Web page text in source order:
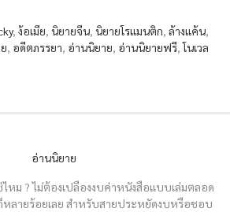
, ง้อเมีย, นิยายจีน, นิยายโรแมนติก, ล้างแค้น,
, อดีตภรรยา, อ่านนิยาย, อ่านนิยายฟรี,โนเวล
อ่านนิยาย
หม ? ไม่ต้องเปลืองงบค่าหนังสือแบบเล่มตลอด
หลายร้อยเลย สำหรับสายประหยัดงบหรือชอบ